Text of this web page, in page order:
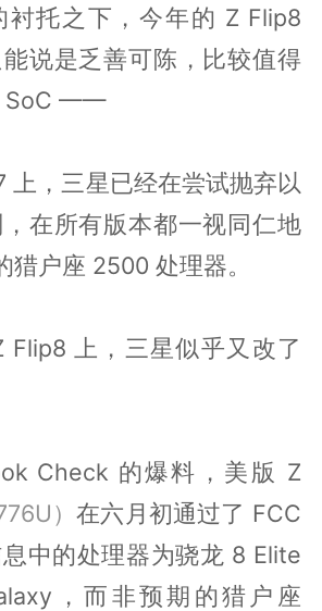
衬托之下，今年的 Z Flip8
说是乏善可陈，比较值得
SoC ——
上，三星已经在尝试抛弃以
在所有版本都一视同仁地
猎户座 2500 处理器。
Flip8 上，三星似乎又改了
Check 的爆料，美版 Z
）在六月初通过了 FCC
中的处理器为骁龙 8 Elite
，而非预期的猎户座